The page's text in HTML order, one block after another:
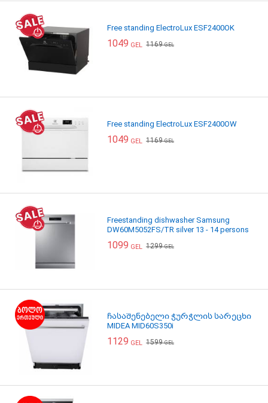
Free standing ElectroLux ESF2400OK
1049 GEL 1169GEL
Free standing ElectroLux ESF2400OW
1049 GEL 1169GEL
Freestanding dishwasher Samsung
DW60M5052FS/TR silver 13 - 14 persons
1099 GEL 1299GEL
ჩასაშენებელი ჭურჭლის სარეცხი
MIDEA MID60S350i
1129 GEL 1599GEL